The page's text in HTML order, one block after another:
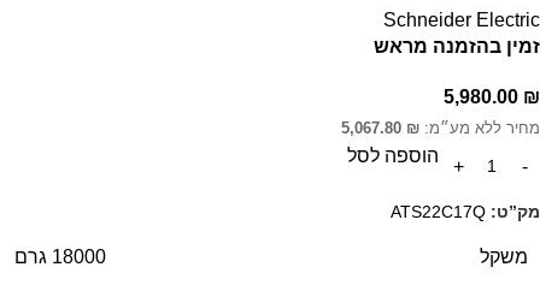
Schneider Electric
זמין בהזמנה מראש
5,980.00 ₪
מחיר ללא מע״מ: 5,067.80 ₪
הוספה לסל
מק”ט: ATS22C17Q
משקל 18000 גרם